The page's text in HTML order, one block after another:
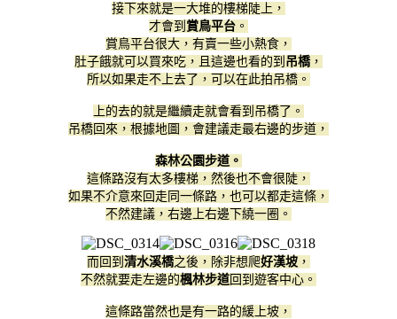
接下來就是一大堆的樓梯陡上，
才會到 賞鳥平台 。
賞鳥平台很大，有賣一些小熱食，
肚子餓就可以買來吃，且這邊也看的到 吊橋，
所以如果走不上去了，可以在此拍吊橋。
上的去的就是繼續走就會看到吊橋了。
吊橋回來，根據地圖，會建議走最右邊的步道，
森林公園步道。
這條路沒有太多樓梯，然後也不會很陡，
如果不介意來回走同一條路，也可以都走這條，
不然建議，右邊上右邊下繞一圈。
而回到 清水溪橋之後，除非想爬好漢坡 ，
不然就要走左邊的楓林步道 回到遊客中心。
這條路當然也是有一路的緩上坡，